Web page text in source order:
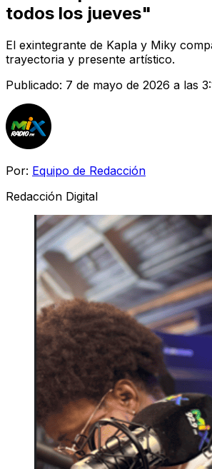
todos los jueves"
El exintegrante de Kapla y Miky
trayectoria y presente artístico.
Publicado: 7 de mayo de 2026 a las
Por: Equipo de Redacción
Redacción Digital